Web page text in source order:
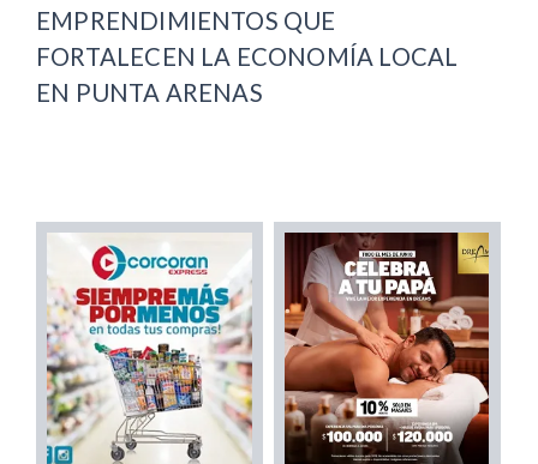
EMPRENDIMIENTOS QUE
FORTALECEN LA ECONOMÍA LOCAL
EN PUNTA ARENAS